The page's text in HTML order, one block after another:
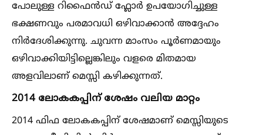
പോലുള്ള റിഫൈൻഡ് ഫ്ലോർ ഉപയോഗിച്ചുള്ള
ഭക്ഷണവും പരമാവധി ഒഴിവാക്കാൻ അദ്ദേഹം
നിർദേശിക്കുന്നു. ചുവന്ന മാംസം പൂർണമായും
ഒഴിവാക്കിയിട്ടില്ലെങ്കിലും വളരെ മിതമായ
അളവിലാണ് മെസ്സി കഴിക്കുന്നത്.
2014 ലോകകപ്പിന് ശേഷം വലിയ മാറ്റം
2014 ഫിഫ ലോകകപ്പിന് ശേഷമാണ് മെസ്സിയുടെ